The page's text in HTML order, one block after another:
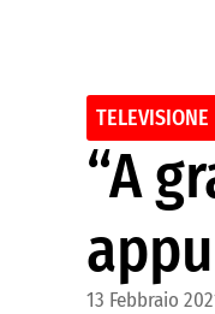
TELEVISIONE
“A
13 Febbraio